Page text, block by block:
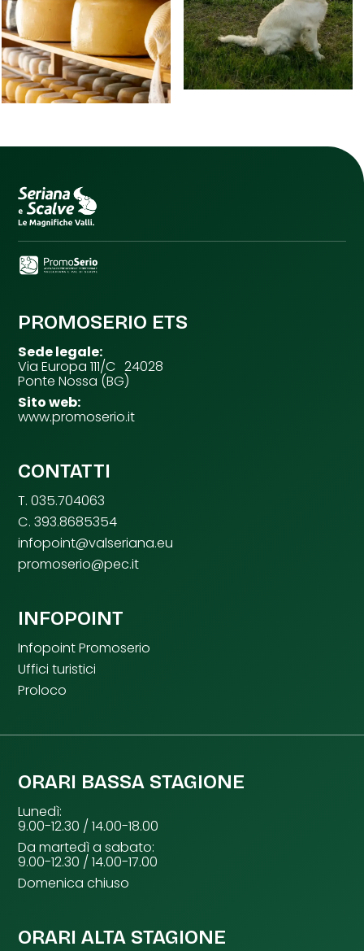
PROMOSERIO ETS
Sede legale:
Via Europa 111/C 24028
Ponte Nossa (BG)
Sito web:
www.promoserio.it
CONTATTI
T. 035.704063
C. 393.8685354
infopoint@valseriana.eu
promoserio@pec.it
INFOPOINT
Infopoint Promoserio
Uffici turistici
Proloco
ORARI BASSA STAGIONE
Lunedì:
9.00-12.30 / 14.00-18.00
Da martedì a sabato:
9.00-12.30 / 14.00-17.00
Domenica chiuso
ORARI ALTA STAGIONE